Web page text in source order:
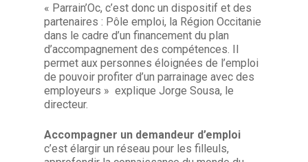
« Parrain’Oc, c’est donc un dispositif et des
partenaires : Pôle emploi, la Région Occitanie
dans le cadre d’un financement du plan
d’accompagnement des compétences. Il
permet aux personnes éloignées de l’emploi
de pouvoir profiter d’un parrainage avec des
employeurs » explique Jorge Sousa, le
directeur.
Accompagner un demandeur d’emploi
c’est élargir un réseau pour les filleuls,